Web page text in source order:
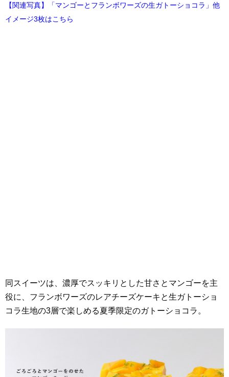
【関連写真】「マンゴーとフランボワーズの生ガトーショコラ」他
イメージ3枚はこちら
同スイーツは、濃厚でスッキリとした甘さとマンゴーを主
役に、フランボワーズのレアチーズケーキと生ガトーショ
コラ生地の3層で楽しめる夏季限定のガトーショコラ。